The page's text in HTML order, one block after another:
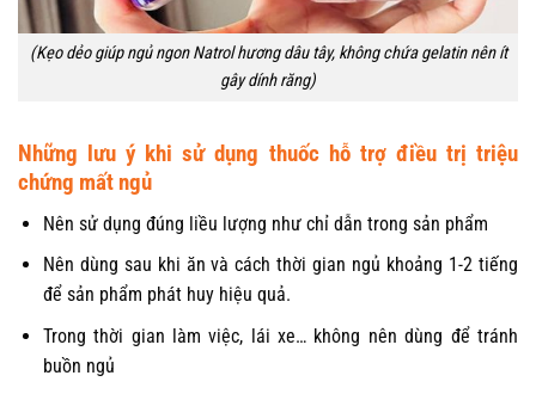
(Kẹo dẻo giúp ngủ ngon Natrol hương dâu tây, không chứa gelatin nên ít
gây dính răng)
Những lưu ý khi sử dụng thuốc hỗ trợ điều trị triệu
chứng mất ngủ
Nên sử dụng đúng liều lượng như chỉ dẫn trong sản phẩm
Nên dùng sau khi ăn và cách thời gian ngủ khoảng 1-2 tiếng
để sản phẩm phát huy hiệu quả.
Trong thời gian làm việc, lái xe… không nên dùng để tránh
buồn ngủ